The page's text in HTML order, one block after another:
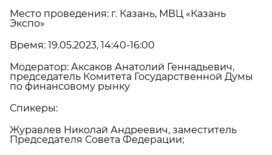
Место проведения: г. Казань, МВЦ «Казань
Экспо»
Время: 19.05.2023, 14:40-16:00
Модератор: Аксаков Анатолий Геннадьевич,
председатель Комитета Государственной Думы
по финансовому рынку
Спикеры:
Журавлев Николай Андреевич, заместитель
Председателя Совета Федерации;